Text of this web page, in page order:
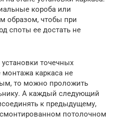
короба или
образом, чтобы при
споты ее достать не
точечных
каркаса не
то можно проложить
А каждый следующий
к предыдущему,
потолочном